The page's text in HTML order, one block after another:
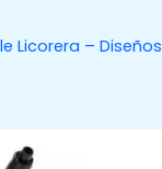
Licorera – Diseños